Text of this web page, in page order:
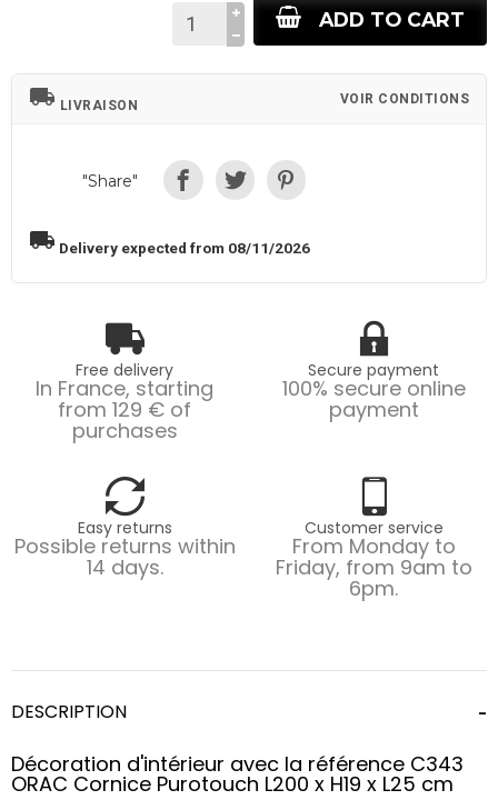
ADD TO CART
local_shipping LIVRAISON VOIR CONDITIONS
"Share"
local_shipping Delivery expected from 08/11/2026
Free delivery
In France, starting
from 129 € of
purchases
Secure payment
100% secure online
payment
Easy returns
Possible returns within
14 days.
Customer service
From Monday to
Friday, from 9am to
6pm.
DESCRIPTION
Décoration d'intérieur avec la référence C343
ORAC Cornice Purotouch L200 x H19 x L25 cm